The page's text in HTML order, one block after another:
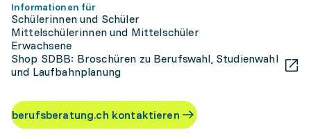
Informationen für
Schülerinnen und Schüler
Mittelschülerinnen und Mittelschüler
Erwachsene
Shop SDBB: Broschüren zu Berufswahl, Studienwahl
und Laufbahnplanung
berufsberatung.ch kontaktieren